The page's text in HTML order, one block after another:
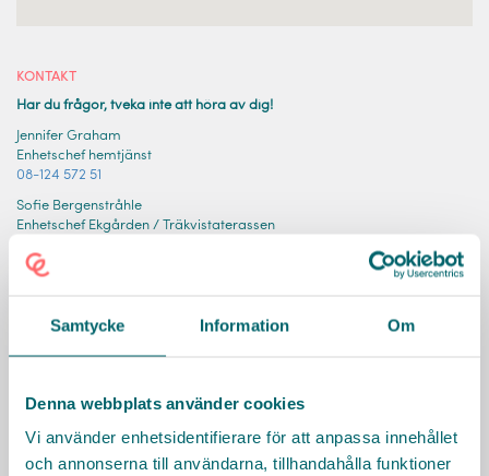
Samtycke Information Om
Denna webbplats använder cookies
Vi använder enhetsidentifierare för att anpassa innehållet
och annonserna till användarna, tillhandahålla funktioner
KONTAKT
Har du frågor, tveka inte att höra av dig!
Jennifer Graham
Enhetschef hemtjänst
08-124 572 51
Sofie Bergenstråhle
Enhetschef Ekgården / Träkvistaterassen
Päivi Leponiemi
Facklig Företrädare